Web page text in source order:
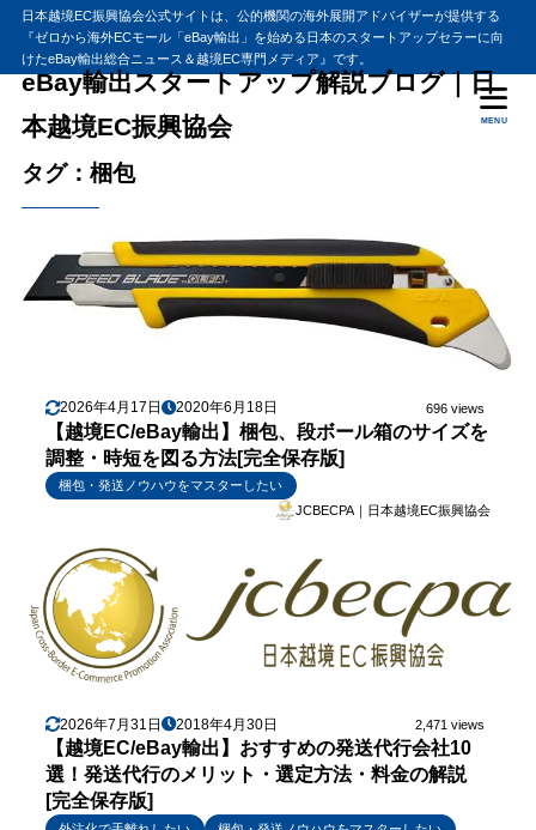
日本越境EC振興協会公式サイトは、公的機関の海外展開アドバイザーが提供する
『ゼロから海外ECモール「eBay輸出」を始める日本のスタートアップセラーに向
けたeBay輸出総合ニュース＆越境EC専門メディア』です。
eBay輸出スタートアップ解説ブログ｜日
本越境EC振興協会
MENU
タグ：梱包
2026年4月17日 2020年6月18日 696 views
【越境EC/eBay輸出】梱包、段ボール箱のサイズを
調整・時短を図る方法[完全保存版]
梱包・発送ノウハウをマスターしたい
JCBECPA｜日本越境EC振興協会
2026年7月31日 2018年4月30日 2,471 views
【越境EC/eBay輸出】おすすめの発送代行会社10
選！発送代行のメリット・選定方法・料金の解説
[完全保存版]